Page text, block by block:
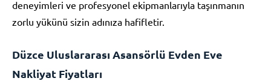
deneyimleri ve profesyonel ekipmanlarıyla taşınmanın
zorlu yükünü sizin adınıza hafifletir.
Düzce Uluslararası Asansörlü Evden Eve
Nakliyat Fiyatları